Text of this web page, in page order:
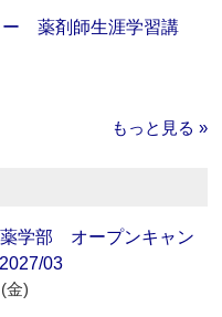
ー 薬剤師生涯学習講
もっと見る »
薬学部 オープンキャン
03
金)